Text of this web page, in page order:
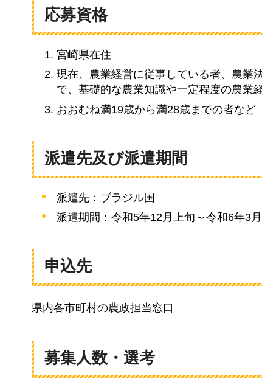
応募資格
宮崎県在住
現在、農業経営に従事している者、農業
で、基礎的な農業知識や一定程度の農業
おおむね満19歳から満28歳までの者など
派遣先及び派遣期間
派遣先：ブラジル国
派遣期間：令和5年12月上旬～令和6年3月
申込先
県内各市町村の農政担当窓口
募集人数・選考